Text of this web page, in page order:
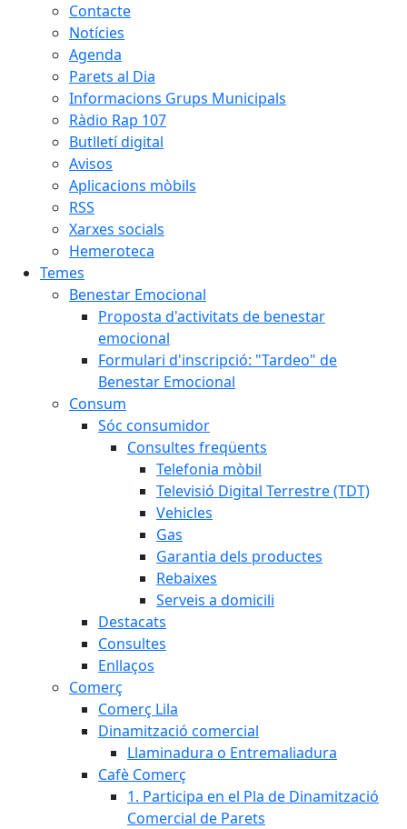
Contacte
Notícies
Agenda
Parets al Dia
Informacions Grups Municipals
Ràdio Rap 107
Butlletí digital
Avisos
Aplicacions mòbils
RSS
Xarxes socials
Hemeroteca
Temes
Benestar Emocional
Proposta d'activitats de benestar
emocional
Formulari d'inscripció: "Tardeo" de
Benestar Emocional
Consum
Sóc consumidor
Consultes freqüents
Telefonia mòbil
Televisió Digital Terrestre (TDT)
Vehicles
Gas
Garantia dels productes
Rebaixes
Serveis a domicili
Destacats
Consultes
Enllaços
Comerç
Comerç Lila
Dinamització comercial
Llaminadura o Entremaliadura
Cafè Comerç
1. Participa en el Pla de Dinamització
Comercial de Parets